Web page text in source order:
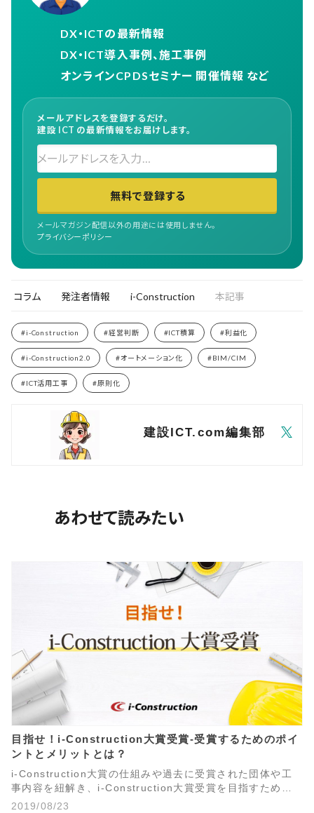
DX・ICTの最新情報
DX・ICT導入事例、施工事例
オンラインCPDSセミナー 開催情報 など
メールアドレスを登録するだけ。
建設 ICT の最新情報をお届けします。
無料で登録する
メールマガジン配信以外の用途には使用しません。
プライバシーポリシー
コラム 発注者情報 i-Construction 本記事
#i-Construction #経営判断 #ICT積算 #利益化
#i-Construction2.0 #オートメーション化 #BIM/CIM
#ICT活用工事 #原則化
建設ICT.com編集部
あわせて読みたい
目指せ！i-Construction大賞受賞-受賞するためのポイ
ントとメリットとは？
i-Construction大賞の仕組みや過去に受賞された団体や工
事内容を紐解き、i-Construction大賞受賞を目指すための
ポイントをご紹介します。
2019/08/23